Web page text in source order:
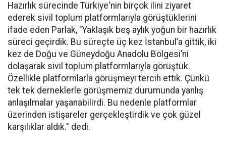
Hazırlık sürecinde Türkiye'nin birçok ilini ziyaret
ederek sivil toplum platformlarıyla görüştüklerini
ifade eden Parlak, "Yaklaşık beş aylık yoğun bir hazırlık
süreci geçirdik. Bu süreçte üç kez İstanbul’a gittik, iki
kez de Doğu ve Güneydoğu Anadolu Bölgesi’ni
dolaşarak sivil toplum platformlarıyla görüştük.
Özellikle platformlarla görüşmeyi tercih ettik. Çünkü
tek tek derneklerle görüşmemiz durumunda yanlış
anlaşılmalar yaşanabilirdi. Bu nedenle platformlar
üzerinden istişareler gerçekleştirdik ve çok güzel
karşılıklar aldık." dedi.